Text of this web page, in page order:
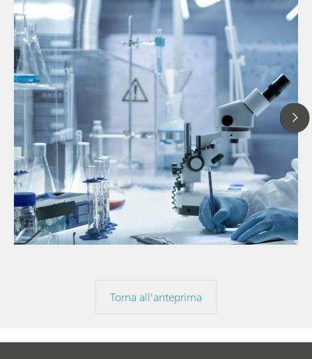
// Articolo
// Spettroscopia nel vicino infrarosso (NIR)
// Misure dirette
Torna all'anteprima